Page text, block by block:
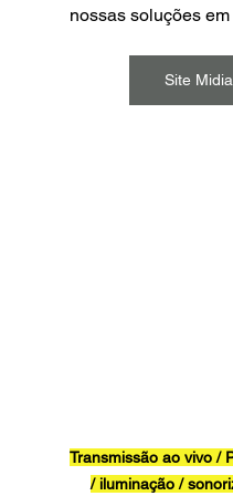
nossas soluções
Site
Transmissão ao vivo /
/ iluminação /